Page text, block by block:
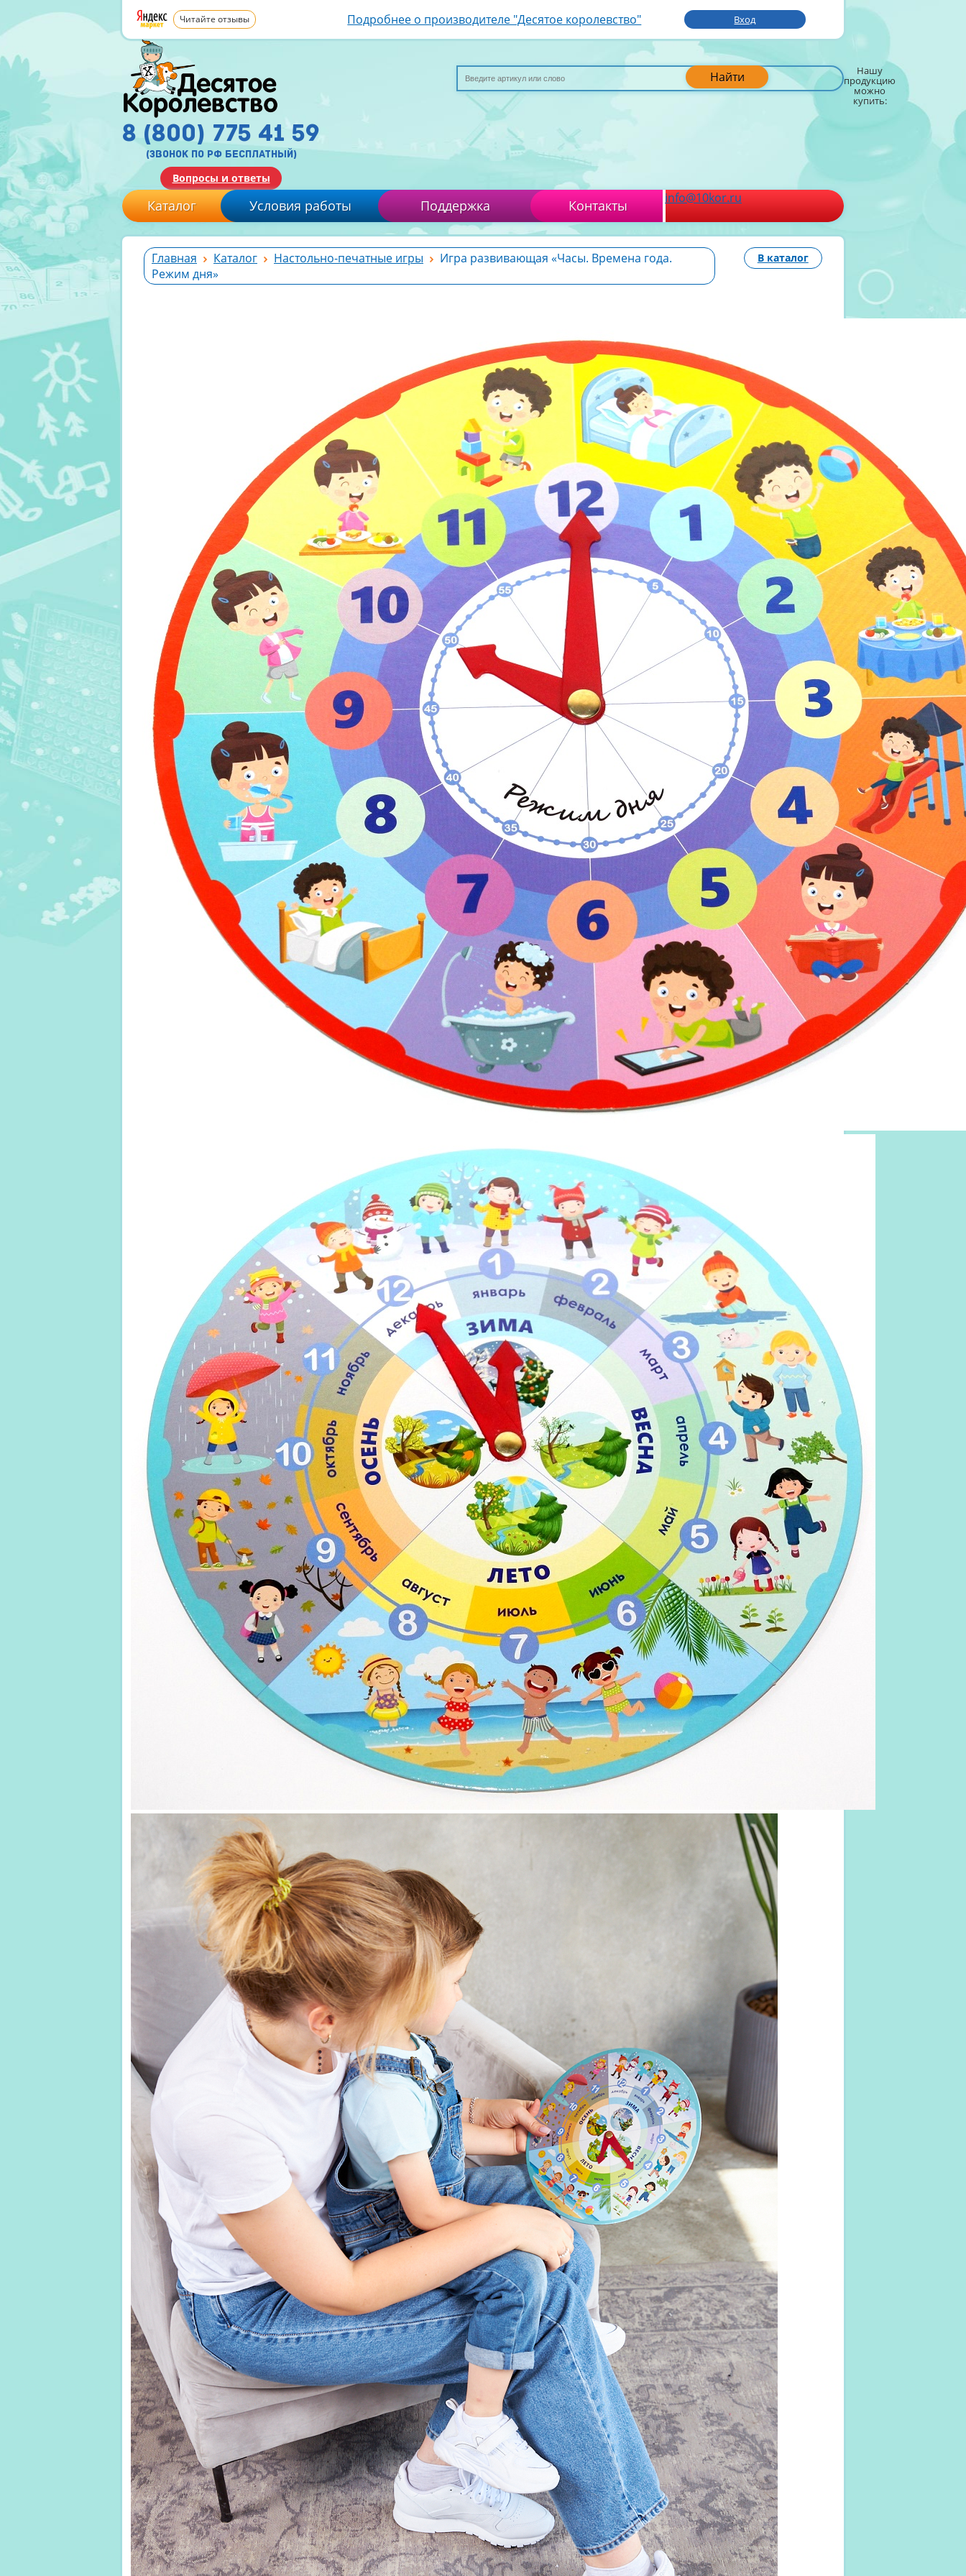
Читайте отзывы Подробнее о производителе "Десятое королевство" Вход
Найти Нашу
продукцию
можно
купить:
8 (800) 775 41 59
(звонок по рф бесплатный)
Вопросы и ответы
Каталог Условия работы Поддержка Контакты info@10kor.ru
Главная Каталог Настольно-печатные игры
Игра развивающая «Часы. Времена года.
Режим дня»
В каталог